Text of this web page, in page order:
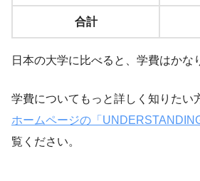
合計
日本の大学に比べると、学費はかな
学費についてもっと詳しく知りたい
ホームページの「
覧ください。